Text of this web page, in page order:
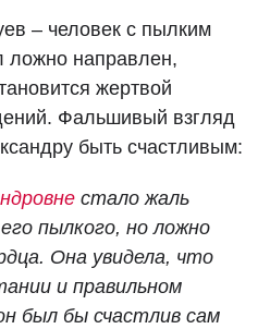
– человек с пылким
ложно направлен,
жертвой
Фальшивый взгляд
быть счастливым:
стало жаль
пылкого, но ложно
Она увидела, что
и правильном
был бы счастлив сам